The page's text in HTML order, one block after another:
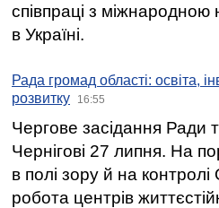
співпраці з
в Україні.
Рада громад області: освіта,
розвитку
16:55
Чергове засідання Ради
Чернігові 27 липня. На
в полі зору й на
робота центрів